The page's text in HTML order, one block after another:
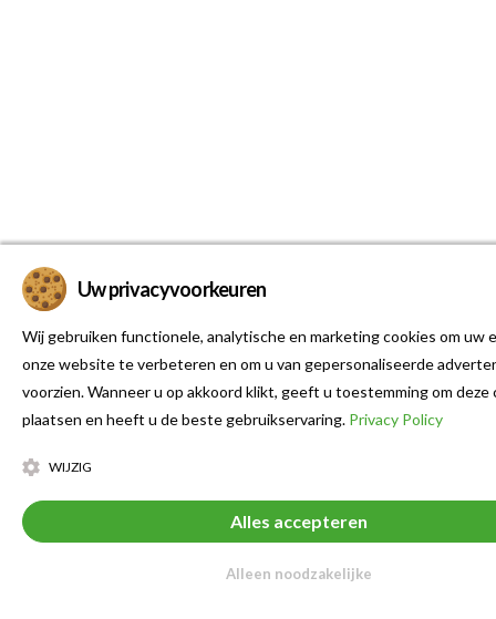
Uw privacyvoorkeuren
Wij gebruiken functionele, analytische en marketing cookies om uw
onze website te verbeteren en om u van gepersonaliseerde
voorzien. Wanneer u op akkoord klikt, geeft u toestemming om deze
plaatsen en heeft u de beste gebruikservaring. Privacy Policy
WIJZIG
Alles accepteren
Alleen noodzakelijke